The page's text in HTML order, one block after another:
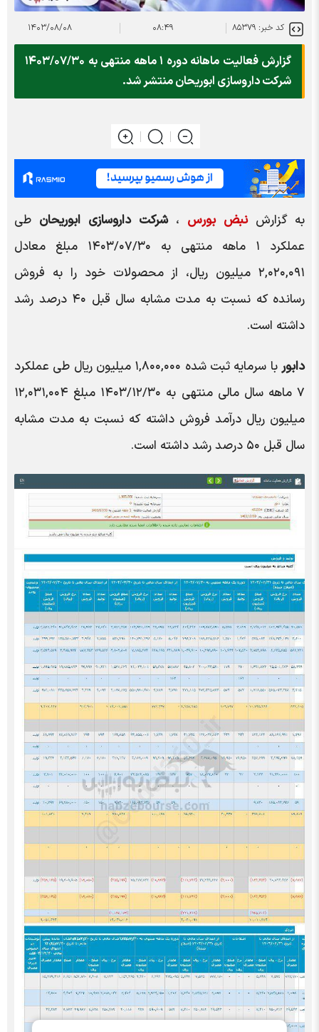
کد خبر: ۸۵۳۷۹ ۰۸:۴۹ ۱۴۰۳/۰۸/۰۸
گزارش فعالیت ماهانه دوره ۱ ماهه منتهی به ۱۴۰۳/۰۷/۳۰
شرکت داروسازی ابوریحان منتشر شد.
به گزارشنبض بورس ،شرکت داروسازی ابوریحان طی
عملکرد ۱ ماهه منتهی به ۱۴۰۳/۰۷/۳۰ مبلغ معادل
۲,۰۲۰,۰۹۱ میلیون ریال، از محصولات خود را به فروش
رسانده که نسبت به مدت مشابه سال قبل ۴۰ درصد رشد
داشته است.
دابور
با سرمایه ثبت شده ۱,۸۰۰,۰۰۰ میلیون ریال طی عملکرد
۷ ماهه سال مالی منتهی به ۱۴۰۳/۱۲/۳۰ مبلغ ۱۲,۰۳۱,۰۰۴
میلیون ریال درآمد فروش داشته که نسبت به مدت مشابه
سال قبل ۵۰ درصد رشد داشته است.